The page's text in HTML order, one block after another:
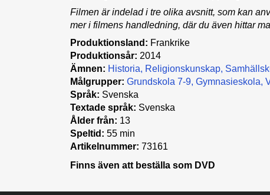
Filmen är indelad i tre olika avsnitt, som kan
mer i filmens handledning, där du även hittar
Produktionsland: Frankrike
Produktionsår: 2014
Ämnen: Historia Religionskunskap
Målgrupper: Grundskola 7-9 Gymnasieskola
Språk: Svenska
Textade språk: Svenska
Ålder från: 13
Speltid: 55 min
Artikelnummer: 73161
Finns även att beställa som DVD